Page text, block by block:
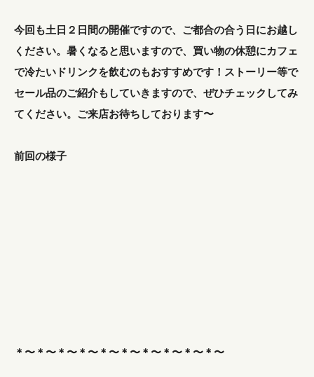
今回も土日２日間の開催ですので、ご都合の合う日にお越し
ください。暑くなると思いますので、買い物の休憩にカフェ
で冷たいドリンクを飲むのもおすすめです！ストーリー等で
セール品のご紹介もしていきますので、ぜひチェックしてみ
てください。ご来店お待ちしております〜
前回の様子
＊〜＊〜＊〜＊〜＊〜＊〜＊〜＊〜＊〜＊〜